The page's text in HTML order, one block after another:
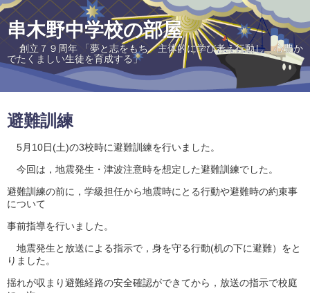
串木野中学校の部屋
創立７９周年 「夢と志をもち 主体的に学び考え行動し 心豊か
でたくましい生徒を育成する」
避難訓練
5月10日(土)の3校時に避難訓練を行いました。
今回は，地震発生・津波注意時を想定した避難訓練でした。
避難訓練の前に，学級担任から地震時にとる行動や避難時の約束事
について
事前指導を行いました。
地震発生と放送による指示で，身を守る行動(机の下に避難）をと
りました。
揺れが収まり避難経路の安全確認ができてから，放送の指示で校庭